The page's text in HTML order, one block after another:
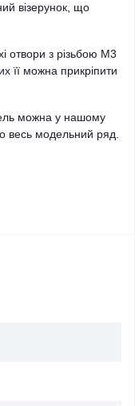
візерунок, що
отвори з різьбою М3
її можна прикріпити
можна у нашому
весь модельний ряд.